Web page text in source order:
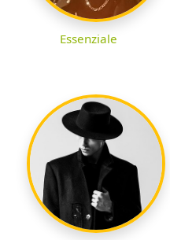
Essenziale